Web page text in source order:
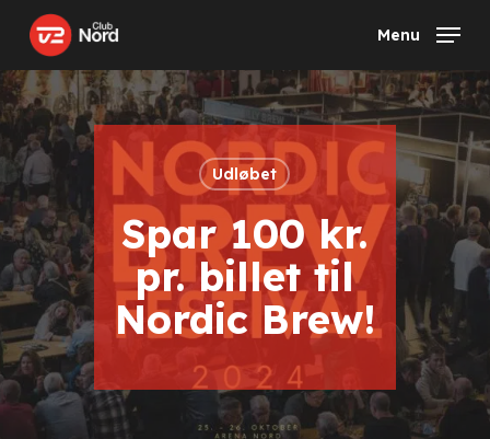
main
content
Menu
Udløbet
Spar 100 kr.
pr. billet til
Nordic Brew!